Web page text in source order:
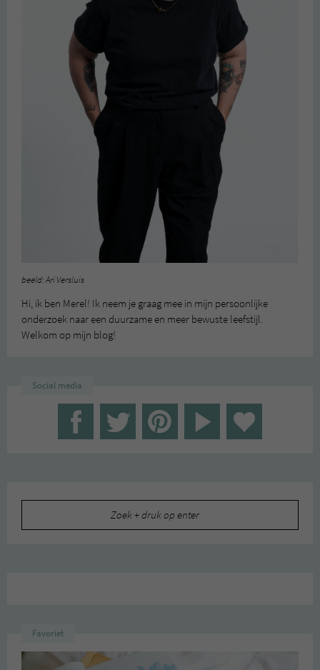
beeld: Ari Versluis
Hi, ik ben Merel! Ik neem je graag mee in mijn persoonlijke
onderzoek naar een duurzame en meer bewuste leefstijl.
Welkom op mijn blog!
Social media
Favoriet